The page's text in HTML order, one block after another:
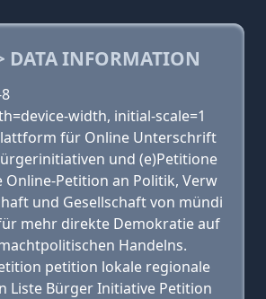
DATA INFORMATION
width, initial-scale=1
für Online Unterschrift
und (e)Petitione
Online-Petition an Politik, Verw
und Gesellschaft von mündi
mehr direkte Demokratie auf
Handelns.
petition lokale regionale
Liste Bürger Initiative Petition